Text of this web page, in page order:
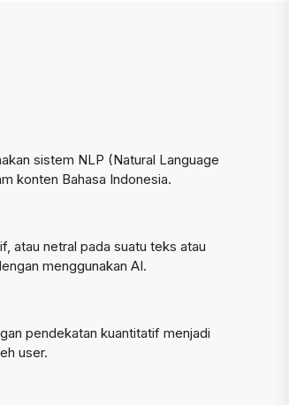
sistem NLP (Natural Language
konten Bahasa Indonesia.
atau netral pada suatu teks atau
menggunakan AI.
pendekatan kuantitatif menjadi
user.